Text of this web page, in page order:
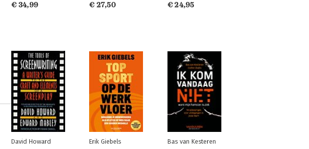
€ 34,99
€ 27,50
€ 24,95
David Howard Erik Giebels Bas van Kesteren